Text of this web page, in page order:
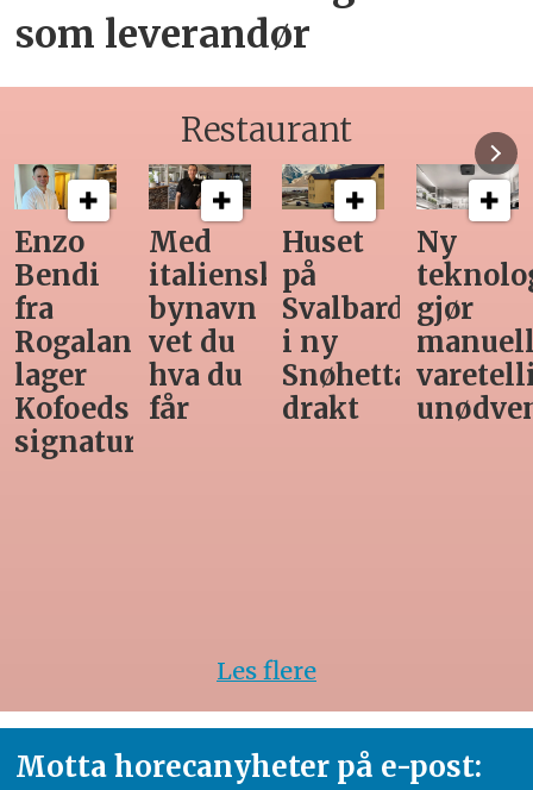
som leverandør
Restaurant
Med
italiensk
bynavn
vet du
hva du
får
Huset
på
Svalbard
i ny
Snøhetta-
drakt
Ny
teknologi
gjør
manuell
varetelling
unødvendig
Siste
Horeca-
før
Les flere
Motta horecanyheter på e-post: